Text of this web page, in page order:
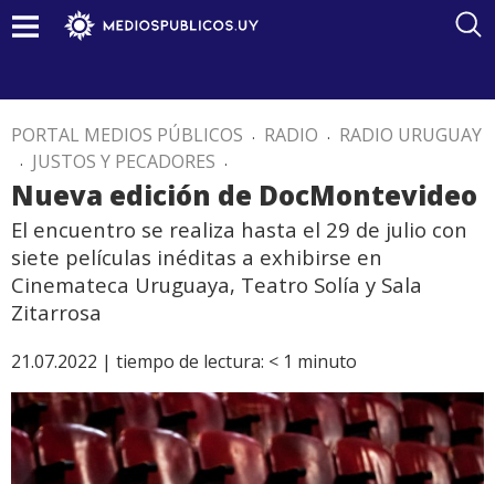
PORTAL MEDIOS PÚBLICOS . RADIO . RADIO URUGUAY
. JUSTOS Y PECADORES .
Nueva edición de DocMontevideo
El encuentro se realiza hasta el 29 de julio con
siete películas inéditas a exhibirse en
Cinemateca Uruguaya, Teatro Solía y Sala
Zitarrosa
21.07.2022 | tiempo de lectura: < 1 minuto